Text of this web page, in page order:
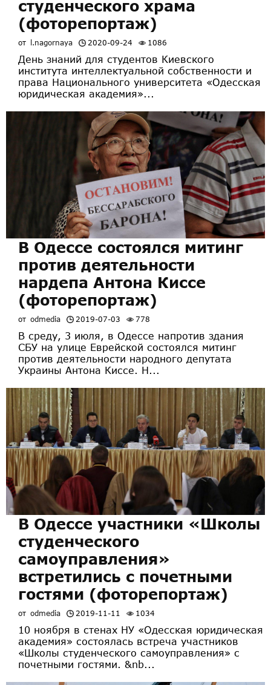
студенческого храма
(фоторепортаж)
от l.nagornaya 2020-09-24 1086
День знаний для студентов Киевского
института интеллектуальной собственности и
права Национального университета «Одесская
юридическая академия»...
В Одессе состоялся митинг
против деятельности
нардепа Антона Киссе
(фоторепортаж)
от odmedia 2019-07-03 778
В среду, 3 июля, в Одессе напротив здания
СБУ на улице Еврейской состоялся митинг
против деятельности народного депутата
Украины Антона Киссе. Н...
В Одессе участники «Школы
студенческого
самоуправления»
встретились с почетными
гостями (фоторепортаж)
от odmedia 2019-11-11 1034
10 ноября в стенах НУ «Одесская юридическая
академия» состоялась встреча участников
«Школы студенческого самоуправления» с
почетными гостями. &nb...